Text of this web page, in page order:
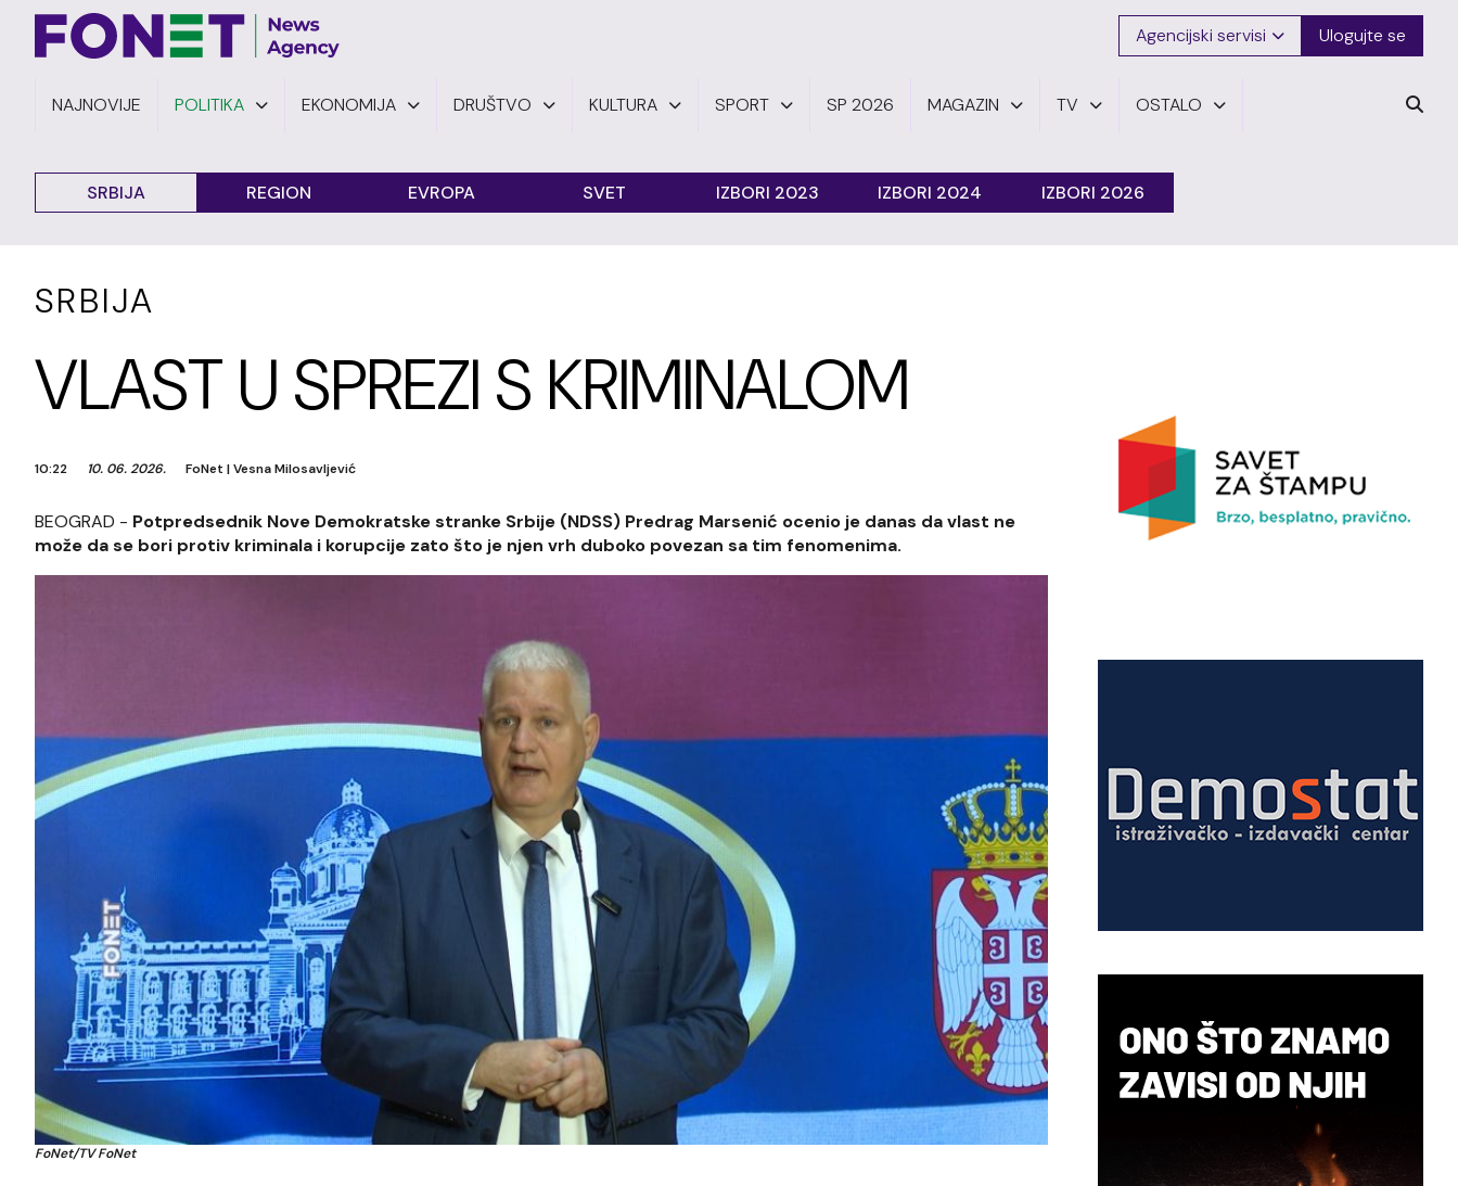
Agencijski servisi Ulogujte se
NAJNOVIJE POLITIKA EKONOMIJA DRUŠTVO KULTURA SPORT SP 2026 MAGAZIN TV OSTALO
SRBIJA REGION EVROPA SVET IZBORI 2023 IZBORI 2024 IZBORI 2026
SRBIJA
VLAST U SPREZI S KRIMINALOM
10:22 10. 06. 2026. FoNet |Vesna Milosavljević
BEOGRAD - Potpredsednik Nove Demokratske stranke Srbije (NDSS) Predrag Marsenić ocenio je danas da vlast ne
može da se bori protiv kriminala i korupcije zato što je njen vrh duboko povezan sa tim fenomenima.
FoNet/TV FoNet